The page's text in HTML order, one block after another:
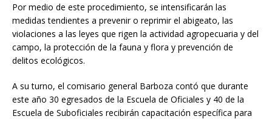
Por medio de este procedimiento, se intensificarán las
medidas tendientes a prevenir o reprimir el abigeato, las
violaciones a las leyes que rigen la actividad agropecuaria y del
campo, la protección de la fauna y flora y prevención de
delitos ecológicos.
A su turno, el comisario general Barboza contó que durante
este año 30 egresados de la Escuela de Oficiales y 40 de la
Escuela de Suboficiales recibirán capacitación específica para